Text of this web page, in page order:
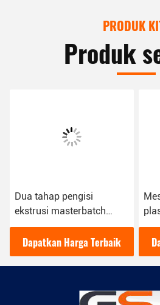
PRODUK
Produk
Dua tahap pengisi
ekstrusi masterbatch
mesin sekrup tunggal &
kembar
Dapatkan Harga Terbaik